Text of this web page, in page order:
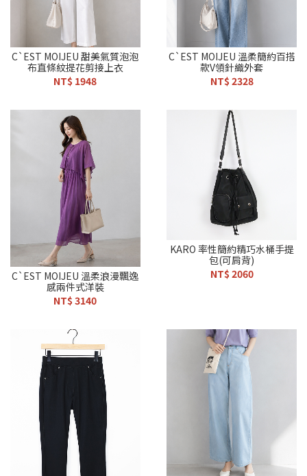
C`EST MOIJEU 甜美氣質泡泡
布直條紋提花剪接上衣
NT$ 1948
C`EST MOIJEU 溫柔簡約百搭
款V領針織外套
NT$ 2328
C`EST MOIJEU 溫柔浪漫飄逸
感兩件式洋裝
NT$ 3140
KARO 率性簡約精巧水桶手提
包(可肩背)
NT$ 2060